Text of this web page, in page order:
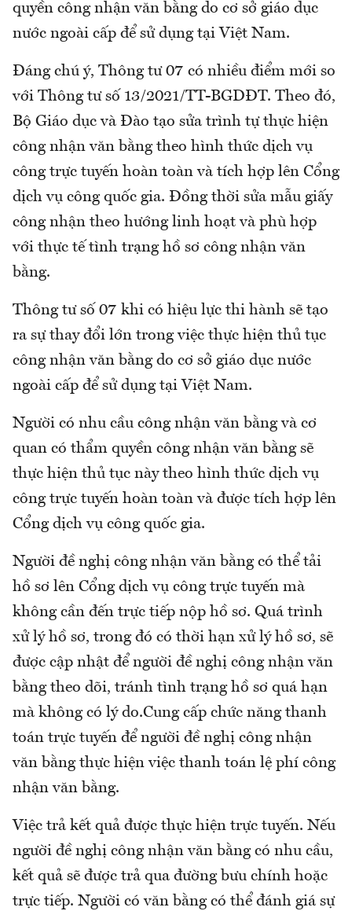
quyền công nhận văn bằng do cơ sở giáo dục
nước ngoài cấp để sử dụng tại Việt Nam.
Đáng chú ý, Thông tư 07 có nhiều điểm mới so
với Thông tư số 13/2021/TT-BGDĐT. Theo đó,
Bộ Giáo dục và Đào tạo sửa trình tự thực hiện
công nhận văn bằng theo hình thức dịch vụ
công trực tuyến hoàn toàn và tích hợp lên Cổng
dịch vụ công quốc gia. Đồng thời sửa mẫu giấy
công nhận theo hướng linh hoạt và phù hợp
với thực tế tình trạng hồ sơ công nhận văn
bằng.
Thông tư số 07 khi có hiệu lực thi hành sẽ tạo
ra sự thay đổi lớn trong việc thực hiện thủ tục
công nhận văn bằng do cơ sở giáo dục nước
ngoài cấp để sử dụng tại Việt Nam.
Người có nhu cầu công nhận văn bằng và cơ
quan có thẩm quyền công nhận văn bằng sẽ
thực hiện thủ tục này theo hình thức dịch vụ
công trực tuyến hoàn toàn và được tích hợp lên
Cổng dịch vụ công quốc gia.
Người đề nghị công nhận văn bằng có thể tải
hồ sơ lên Cổng dịch vụ công trực tuyến mà
không cần đến trực tiếp nộp hồ sơ. Quá trình
xử lý hồ sơ, trong đó có thời hạn xử lý hồ sơ, sẽ
được cập nhật để người đề nghị công nhận văn
bằng theo dõi, tránh tình trạng hồ sơ quá hạn
mà không có lý do.Cung cấp chức năng thanh
toán trực tuyến để người đề nghị công nhận
văn bằng thực hiện việc thanh toán lệ phí công
nhận văn bằng.
Việc trả kết quả được thực hiện trực tuyến. Nếu
người đề nghị công nhận văn bằng có nhu cầu,
kết quả sẽ được trả qua đường bưu chính hoặc
trực tiếp. Người có văn bằng có thể đánh giá sự